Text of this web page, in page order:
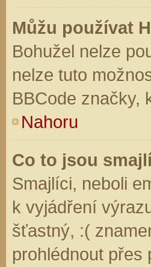
Můžu používat
Bohužel nelze
nelze tuto
BBCode značky,
Nahoru
Co to jsou
Smajlíci, neboli
k vyjádření
šťastný, :(
prohlédnout